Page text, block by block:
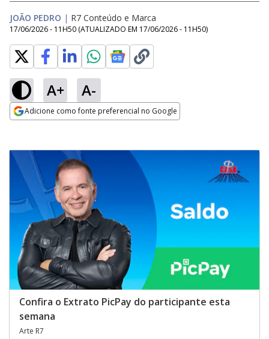
JOÃO PEDRO | R7 Conteúdo e Marca
17/06/2026 - 11H50 (ATUALIZADO EM 17/06/2026 - 11H50)
A+ A-
Adicione como fonte preferencial no Google
Confira o Extrato PicPay do participante esta
semana
Arte R7